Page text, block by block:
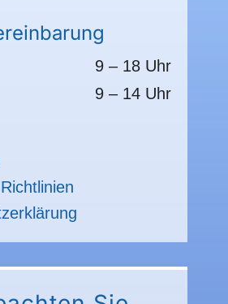
9 – 18 Uhr
9 – 14 Uhr